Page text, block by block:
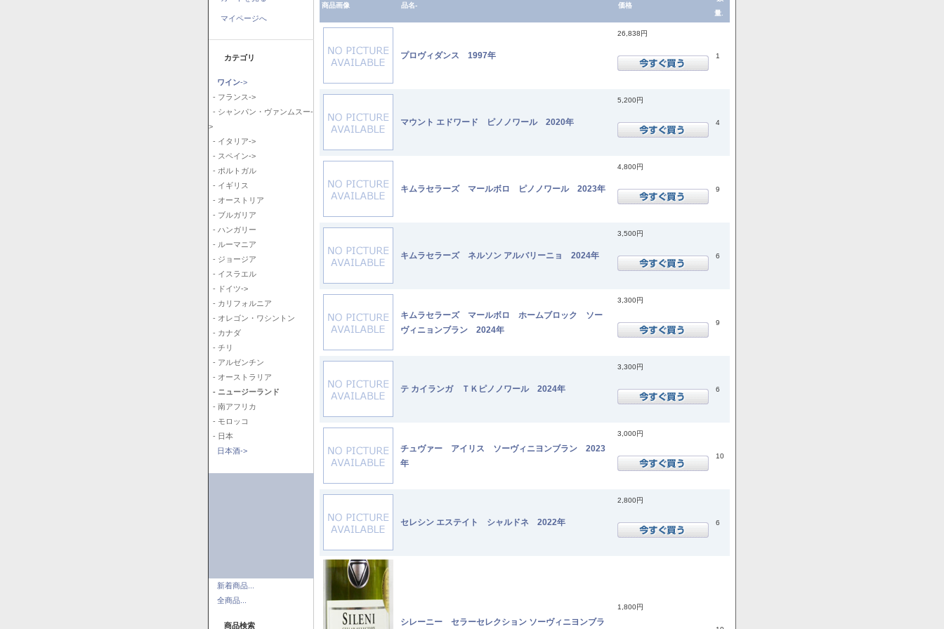
マイページへ
カテゴリ
ワイン->
- フランス->
- シャンパン・ヴァンムスー-
>
- イタリア->
- スペイン->
- ポルトガル
- イギリス
- オーストリア
- ブルガリア
- ハンガリー
- ルーマニア
- ジョージア
- イスラエル
- ドイツ->
- カリフォルニア
- オレゴン・ワシントン
- カナダ
- チリ
- アルゼンチン
- オーストラリア
- ニュージーランド
- 南アフリカ
- モロッコ
- 日本
日本酒->
新着商品...
全商品...
商品検索
商品画像 品名- 価格
量.
プロヴィダンス 1997年
26,838円
1
マウント エドワード ピノノワール 2020年
5,200円
4
キムラセラーズ マールボロ ピノノワール 2023年
4,800円
9
キムラセラーズ ネルソン アルバリーニョ 2024年
3,500円
6
キムラセラーズ マールボロ ホームブロック ソー
ヴィニョンブラン 2024年
3,300円
9
テ カイランガ ＴＫピノノワール 2024年
3,300円
6
チュヴァー アイリス ソーヴィニヨンブラン 2023
年
3,000円
10
セレシン エステイト シャルドネ 2022年
2,800円
6
シレーニー セラーセレクション ソーヴィニヨンブラ
1,800円